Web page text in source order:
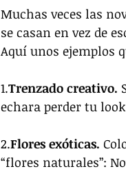
Muchas veces las
se casan en vez de
Aquí unos ejemplos
1.Trenzado creativo.
echara perder tu
2.Flores exóticas.
“flores naturales”: